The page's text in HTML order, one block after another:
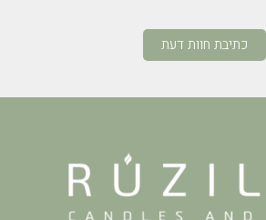
כתיבת חוות דעת